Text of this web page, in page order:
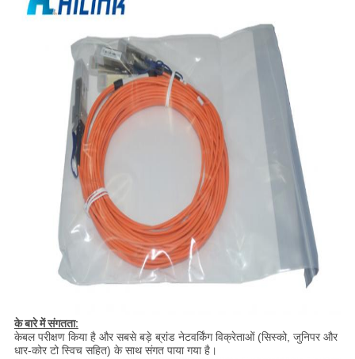
के बारे में संगतता:
केबल परीक्षण किया है और सबसे बड़े ब्रांड नेटवर्किंग विक्रेताओं (सिस्को, जुनिपर और
धार-कोर टो स्विच सहित) के साथ संगत पाया गया है।